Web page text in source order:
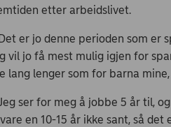
etter arbeidslivet.
er jo denne perioden som er
vil jo få mest mulig igjen for
lang lenger som for barna
ser for meg å jobbe 5 år til,
en 10-15 år ikke sant, så